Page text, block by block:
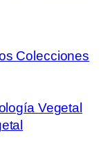
Colecciones
Vegetal